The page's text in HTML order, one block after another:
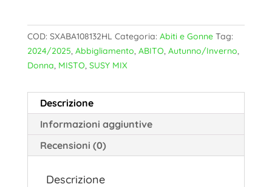
COD: SXABA108132HL Categoria: Abiti e Gonne Tag:
2024/2025, Abbigliamento, ABITO, Autunno/Inverno,
Donna, MISTO, SUSY MIX
Descrizione
Informazioni aggiuntive
Recensioni (0)
Descrizione